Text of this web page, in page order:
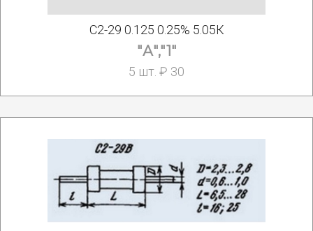
С2-29 0.125 0.25% 5.05К
"А","1"
5 шт. ₽ 30